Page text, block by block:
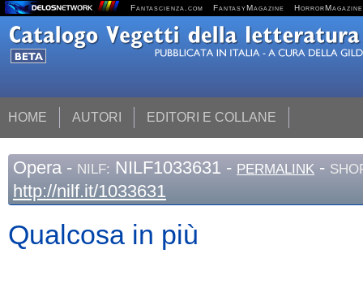
Fantascienza.com FantasyMagazine HorrorMagazine
HOME AUTORI EDITORI E COLLANE
Opera - NILF: NILF1033631 - PERMALINK -
http://nilf.it/1033631
Qualcosa in più